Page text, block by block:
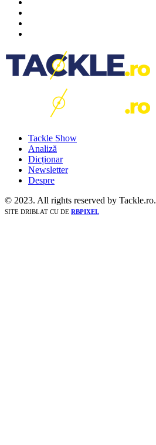
Tackle Show
Analiză
Dicționar
Newsletter
Despre
© 2023. All rights reserved by Tackle.ro.
SITE DRIBLAT CU DE RBPIXEL